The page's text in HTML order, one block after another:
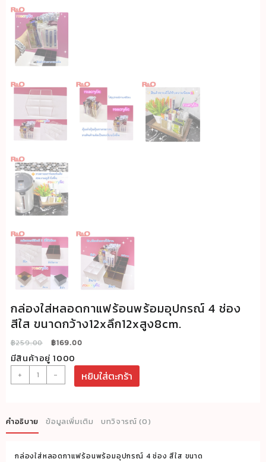
กล่องใส่หลอดกาแฟร้อนพร้อมอุปกรณ์ 4 ช่อง
สีใส ขนาดกว้าง12xลึก12xสูง8cm.
฿259.00
Original
price
was:
฿259.00.
฿169.00Current
is:
฿169.00.
มีสินค้าอยู่ 1000
+
จำนวน
กล่อง
หลอด
กาแฟ
- หยิบใส่ตะกร้า
คำอธิบาย ข้อมูลเพิ่มเติม บทวิจารณ์ (0)
กล่องใส่หลอดกาแฟร้อนพร้อมอุปกรณ์ 4 ช่อง สีใส ขนาด